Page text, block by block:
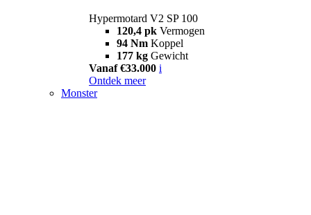
Hypermotard V2 SP 100
120,4 pk Vermogen
94 Nm Koppel
177 kg Gewicht
Vanaf €33.000 i
Ontdek meer
Monster